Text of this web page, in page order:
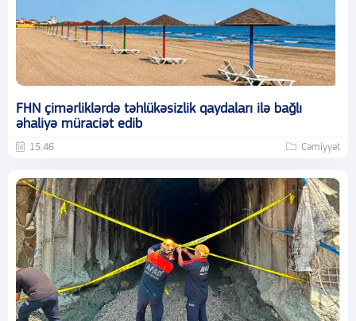
FHN çimərliklərdə təhlükəsizlik qaydaları ilə bağlı
əhaliyə müraciət edib
15:46 Cəmiyyət